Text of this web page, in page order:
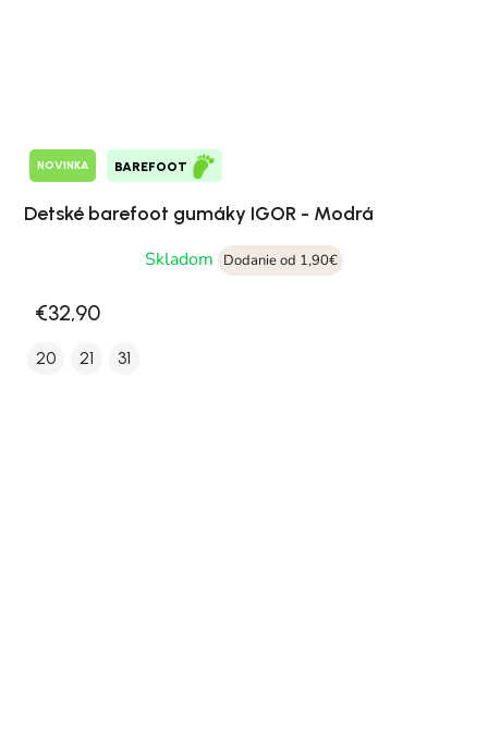
NOVINKA BAREFOOT
Detské barefoot gumáky IGOR - Modrá
Skladom
Dodanie od 1,90€
€32,90
20 21 31